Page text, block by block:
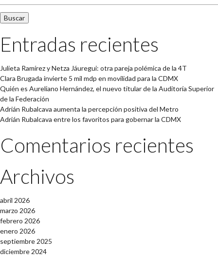
Entradas recientes
Julieta Ramírez y Netza Jáuregui: otra pareja polémica de la 4T
Clara Brugada invierte 5 mil mdp en movilidad para la CDMX
Quién es Aureliano Hernández, el nuevo titular de la Auditoría Superior
de la Federación
Adrián Rubalcava aumenta la percepción positiva del Metro
Adrián Rubalcava entre los favoritos para gobernar la CDMX
Comentarios recientes
Archivos
abril 2026
marzo 2026
febrero 2026
enero 2026
septiembre 2025
diciembre 2024